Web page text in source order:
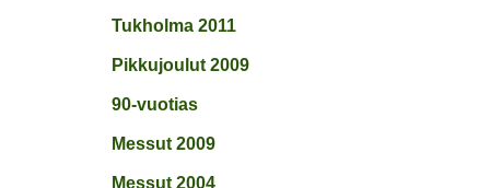
Tukholma 2011
Pikkujoulut 2009
90-vuotias
Messut 2009
Messut 2004